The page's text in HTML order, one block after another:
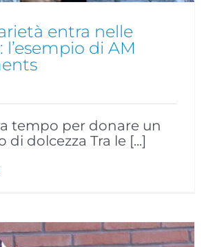
entra nelle
l’esempio di AM
tempo per donare un
dolcezza Tra le [...]